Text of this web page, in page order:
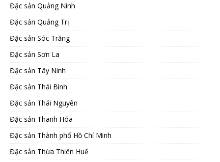
Đặc sản Quảng Ninh
Đặc sản Quảng Trị
Đặc sản Sóc Trăng
Đặc sản Sơn La
Đặc sản Tây Ninh
Đặc sản Thái Bình
Đặc sản Thái Nguyên
Đặc sản Thanh Hóa
Đặc sản Thành phố Hồ Chí Minh
Đặc sản Thừa Thiên Huế